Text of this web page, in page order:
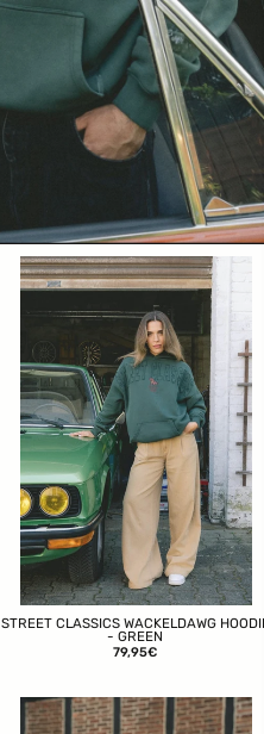
STREET CLASSICS WACKELDAWG
- GREEN
79,95€